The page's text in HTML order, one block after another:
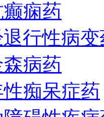
痫药
行性病
病药
痴呆症药